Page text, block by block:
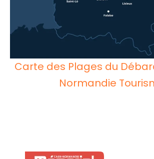
Carte des Plages du
Normandie